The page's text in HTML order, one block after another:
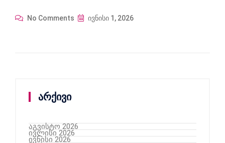
No Comments ივნისი 1, 2026
არქივი
აგვისტო 2026
ივლისი 2026
ივნისი 2026